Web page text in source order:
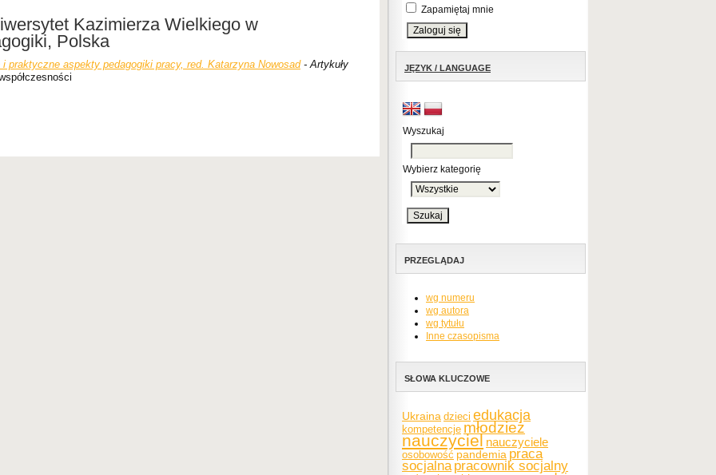
Zapamiętaj mnie
JĘZYK / LANGUAGE
Wyszukaj
Wybierz kategorię
PRZEGLĄDAJ
wg numeru
wg autora
wg tytułu
Inne czasopisma
SŁOWA KLUCZOWE
Ukraina dzieci edukacja
kompetencje młodzież
nauczyciel nauczyciele
osobowość pandemia praca
socjalna pracownik socjalny
Kazimierza Wielkiego w
Polska
praktyczne aspekty pedagogiki pracy, red. Katarzyna Nowosad- Artykuły